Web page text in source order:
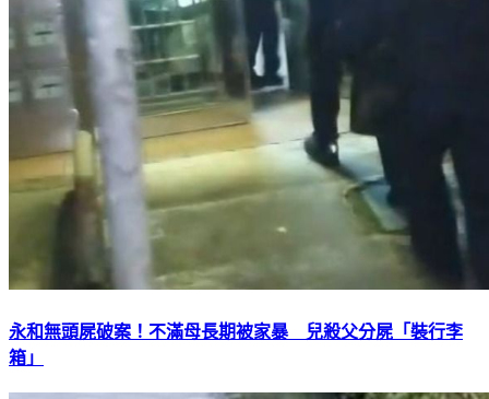
永和無頭屍破案！不滿母長期被家暴 兒殺父分屍「裝行李
箱」